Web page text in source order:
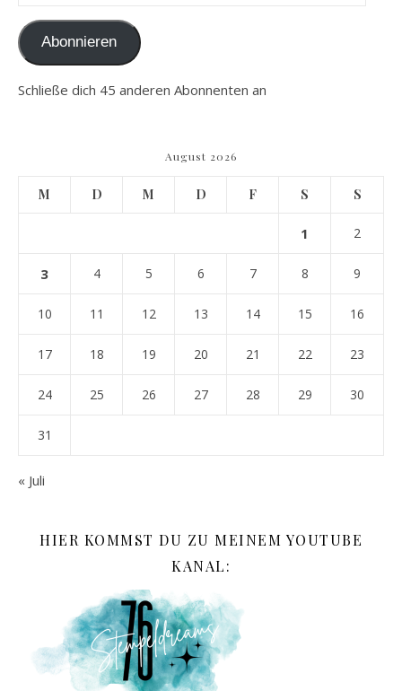
Abonnieren
Schließe dich 45 anderen Abonnenten an
August 2026
M D M D F S S
1 2
3 4 5 6 7 8 9
10 11 12 13 14 15 16
17 18 19 20 21 22 23
24 25 26 27 28 29 30
31
« Juli
HIER KOMMST DU ZU MEINEM YOUTUBE
KANAL: